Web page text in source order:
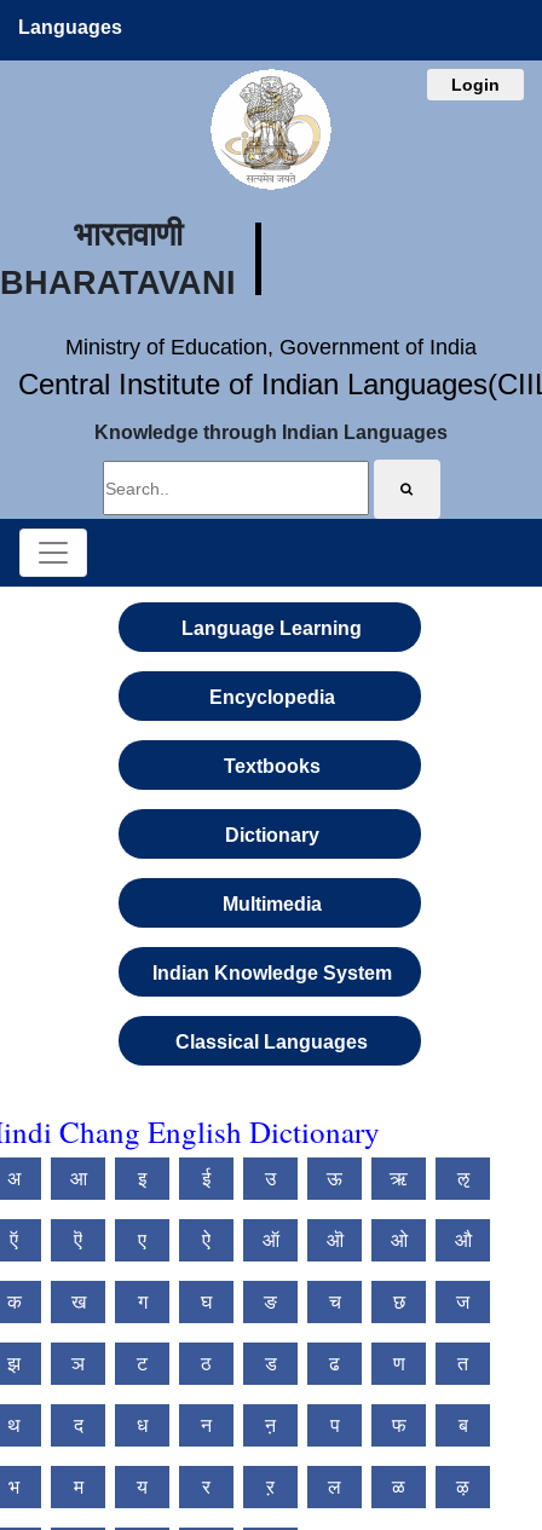
Languages
Login
भारतवाणी
BHARATAVANI
Ministry of Education, Government of India
Central Institute of Indian
Knowledge through Indian Languages
Language Learning
Encyclopedia
Textbooks
Dictionary
Multimedia
Indian Knowledge System
Classical Languages
Chang English Dictionary
अ आ इ ई उ ऊ ऋ ऌ
ऍ ऎ ए ऐ ऑ ऒ ओ औ
क ख ग घ ङ च छ ज
झ ञ ट ठ ड ढ ण त
थ द ध न ऩ प फ ब
भ म य र ऱ ल ळ ऴ